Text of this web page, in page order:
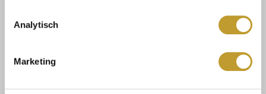
Analytisch
Marketing